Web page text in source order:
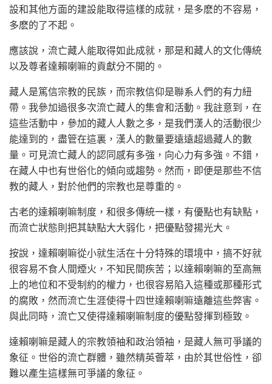
設和其他方面的建設能取得這樣的成就，是多麽的不容易，
多麽的了不起。
應該說，流亡藏人能取得如此成就，那是和藏人的文化傳統
以及尊者達賴喇嘛的貢獻分不開的。
藏人是篤信宗教的民族，而宗教信仰是聯系人們的有力紐
帶。我參加過很多次流亡藏人的集會和活動。我註意到，在
這些活動中，參加的藏人人數之多，是我們漢人的活動很少
能達到的，盡管在這裏，漢人的數量要遠遠超過藏人的數
量。可見流亡藏人的認同感有多強，向心力有多強。不錯，
在藏人中也有世俗化的傾向或趨勢。然而，即便是那些不信
教的藏人，對於他們的宗教也是尊重的。
古老的達賴喇嘛制度，和很多傳統一樣，有優點也有缺點，
而流亡狀態則把其缺點大大弱化，把優點發揚光大。
按說，達賴喇嘛從小就生活在十分特殊的環境中，搞不好就
很容易不食人間煙火，不知民間疾苦；以達賴喇嘛的至高無
上的地位和不受制約的權力，也很容易陷入這種或那種形式
的腐敗，然而流亡生涯使得十四世達賴喇嘛遠離這些弊害。
與此同時，流亡又使得達賴喇嘛制度的優點發揮到極致。
達賴喇嘛是藏人的宗教領袖和政治領袖，是藏人無可爭議的
象征。世俗的流亡群體，雖然精英薈萃，由於其世俗性，卻
難以產生這樣無可爭議的象征。